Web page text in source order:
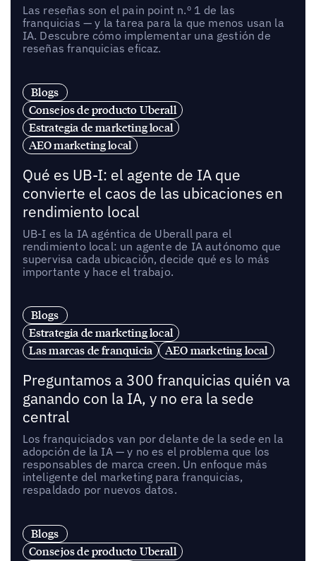
Las reseñas son el pain point n.º 1 de las
franquicias — y la tarea para la que menos usan la
IA. Descubre cómo implementar una gestión de
reseñas franquicias eficaz.
Blogs
Consejos de producto Uberall
Estrategia de marketing local
AEO marketing local
Qué es UB-I: el agente de IA que
convierte el caos de las ubicaciones en
rendimiento local
UB-I es la IA agéntica de Uberall para el
rendimiento local: un agente de IA autónomo que
supervisa cada ubicación, decide qué es lo más
importante y hace el trabajo.
Blogs
Estrategia de marketing local
Las marcas de franquicia
AEO marketing local
Preguntamos a 300 franquicias quién va
ganando con la IA, y no era la sede
central
Los franquiciados van por delante de la sede en la
adopción de la IA — y no es el problema que los
responsables de marca creen. Un enfoque más
inteligente del marketing para franquicias,
respaldado por nuevos datos.
Blogs
Consejos de producto Uberall